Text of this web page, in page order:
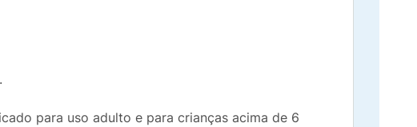
para uso adulto e para crianças acima de 6